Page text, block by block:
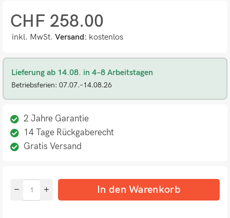
CHF 258.00
inkl. MwSt. Versand: kostenlos
Lieferung ab 14.08. in 4–8 Arbeitstagen
Betriebsferien: 07.07.–14.08.26
2 Jahre Garantie
14 Tage Rückgaberecht
Gratis Versand
In den Warenkorb